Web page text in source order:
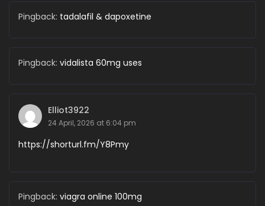
Pingback: tadalafil & dapoxetine
Pingback: vidalista 60mg uses
Elliot3922
24 April, 2026 at 6:04 pm
https://shorturl.fm/Y8Pmy
Pingback: viagra online 100mg